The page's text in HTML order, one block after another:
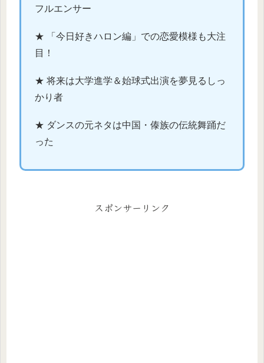
フルエンサー
★ 「今日好きハロン編」での恋愛模様も大注
目！
★ 将来は大学進学＆始球式出演を夢見るしっ
かり者
★ ダンスの元ネタは中国・傣族の伝統舞踊だ
った
スポンサーリンク